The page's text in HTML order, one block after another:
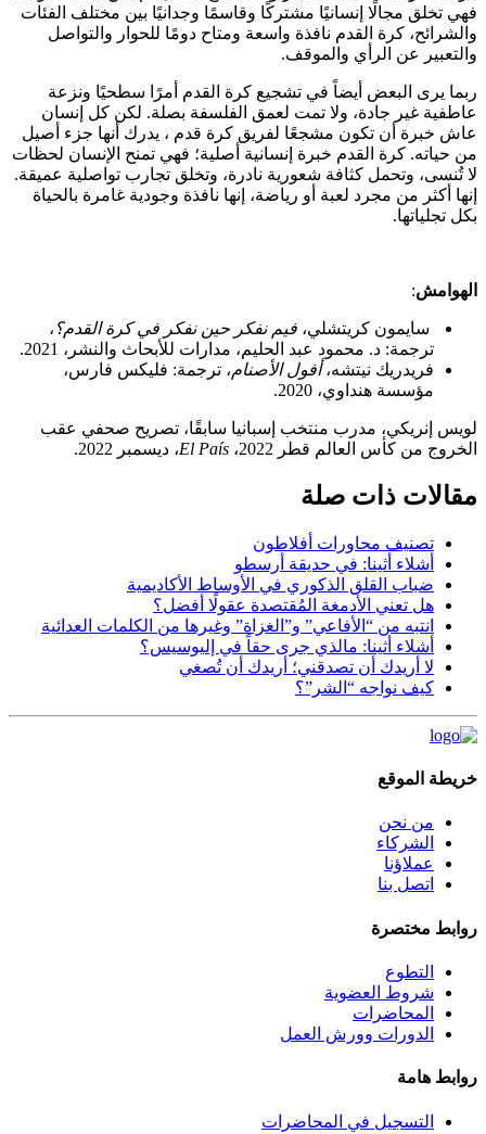
فهي تخلق مجالًا إنسانيًا مشتركًا وقاسمًا وجدانيًا بين مختلف الفئات
والشرائح، كرة القدم نافذة واسعة ومتاح دومًا للحوار والتواصل
والتعبير عن الرأي والموقف.
ربما يرى البعض أيضاً في تشجيع كرة القدم أمرًا سطحيًا ونزعة
عاطفية غير جادة، ولا تمت لعمق الفلسفة بصلة. لكن كل إنسان
عاش خبرة أن تكون مشجعًا لفريق كرة قدم ، يدرك أنها جزء أصيل
من حياته. كرة القدم خبرة إنسانية أصلية؛ فهي تمنح الإنسان لحظات
لا تُنسى، وتحمل كثافة شعورية نادرة، وتخلق تجارب تواصلية عميقة.
إنها أكثر من مجرد لعبة أو رياضة، إنها نافذة وجودية غامرة بالحياة
بكل تجلياتها.
الهوامش:
سايمون كريتشلي، فيم نفكر حين نفكر في كرة القدم؟ ،
ترجمة: د. محمود عبد الحليم، مدارات للأبحاث والنشر، 2021.
فريدريك نيتشه،أفول الأصنام، ترجمة: فليكس فارس،
مؤسسة هنداوي، 2020.
لويس إنريكي، مدرب منتخب إسبانيا سابقًا، تصريح صحفي عقب
الخروج من كأس العالم قطر 2022،
El País، ديسمبر 2022.
مقالات ذات صلة
تصنيف محاورات أفلاطون
أشلاء أثينا: في حديقة أرسطو
ضباب القلق الذكوري في الأوساط الأكاديمية
هل تعني الأدمغة المُقتصدة عقولًا أفضل؟
انتبه من “الأفاعي” و”الغزاة” وغيرها من الكلمات العدائية
أشلاء أثينا: مالذي جرى حقاً في إليوسيس؟
لا أريدك أن تصدقني؛ أريدك أن تُصغي
كيف نواجه “الشر”؟
خريطة الموقع
من نحن
الشركاء
عملاؤنا
اتصل بنا
روابط مختصرة
التطوع
شروط العضوية
المحاضرات
الدورات وورش العمل
روابط هامة
التسجيل في المحاضرات